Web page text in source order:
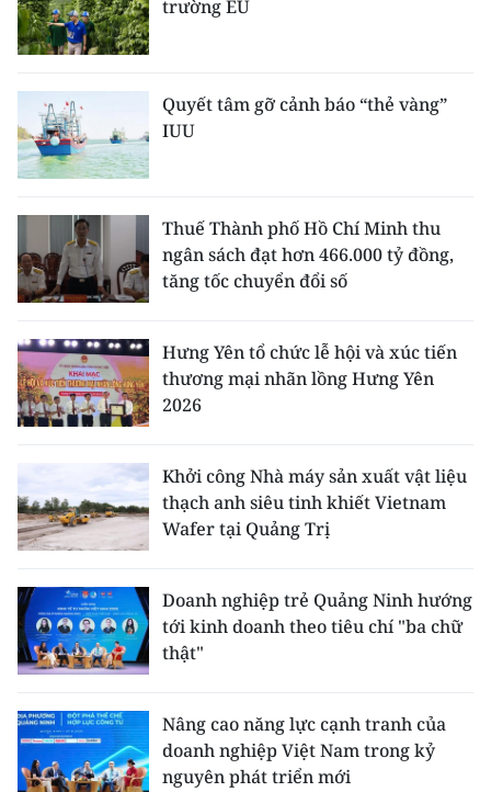
trường EU
Quyết tâm gỡ cảnh báo “thẻ vàng”
IUU
Thuế Thành phố Hồ Chí Minh thu
ngân sách đạt hơn 466.000 tỷ đồng,
tăng tốc chuyển đổi số
Hưng Yên tổ chức lễ hội và xúc tiến
thương mại nhãn lồng Hưng Yên
2026
Khởi công Nhà máy sản xuất vật liệu
thạch anh siêu tinh khiết Vietnam
Wafer tại Quảng Trị
Doanh nghiệp trẻ Quảng Ninh hướng
tới kinh doanh theo tiêu chí "ba chữ
thật"
Nâng cao năng lực cạnh tranh của
doanh nghiệp Việt Nam trong kỷ
nguyên phát triển mới